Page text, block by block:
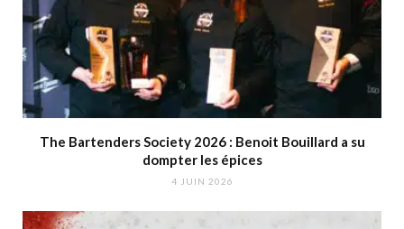
The Bartenders Society 2026 : Benoit Bouillard a su
dompter les épices
4 JUIN 2026